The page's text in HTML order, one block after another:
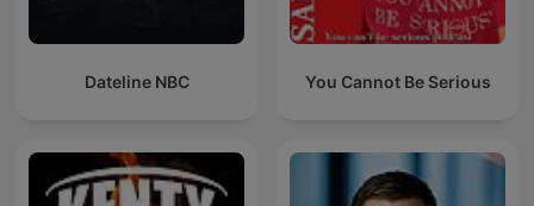
Dateline NBC You Cannot Be Serious